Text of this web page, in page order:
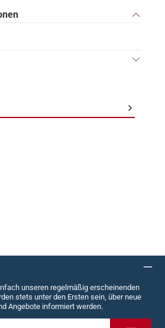
unseren regelmäßig erscheinenden
stets unter den Ersten sein, über neue
Angebote informiert werden.